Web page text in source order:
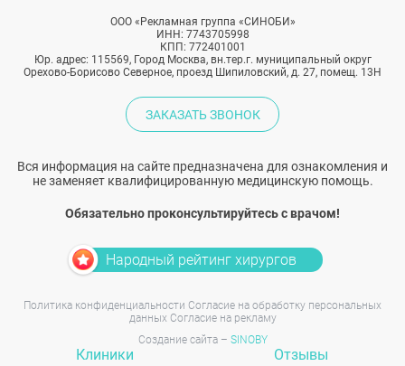
ООО «Рекламная группа «СИНОБИ»
ИНН: 7743705998
КПП: 772401001
Юр. адрес: 115569, Город Москва, вн.тер.г. муниципальный округ
Орехово-Борисово Северное, проезд Шипиловский, д. 27, помещ. 13Н
ЗАКАЗАТЬ ЗВОНОК
Вся информация на сайте предназначена для ознакомления и
не заменяет квалифицированную медицинскую помощь.
Обязательно проконсультируйтесь с врачом!
Народный рейтинг хирургов
Политика конфиденциальности Согласие на обработку персональных
данных Согласие на рекламу
Создание сайта – SINOBY
Клиники Отзывы